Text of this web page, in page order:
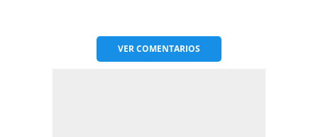
VERCOMENTARIOS